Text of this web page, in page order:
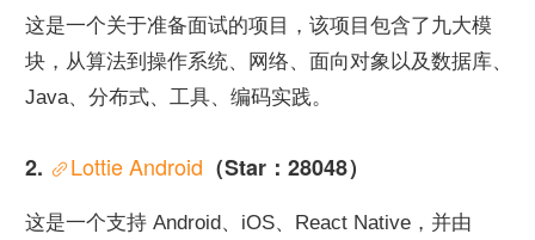
这是一个关于准备面试的项目，该项目包含了九大模
块，从算法到操作系统、网络、面向对象以及数据库、
Java、分布式、工具、编码实践。
2. Lottie Android （Star：28048）
这是一个支持 Android、iOS、React Native，并由